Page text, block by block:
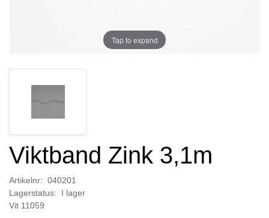
Tap to expand
Viktband Zink 3,1m
Artikelnr: 040201
Lagerstatus: I lager
Vit 11059